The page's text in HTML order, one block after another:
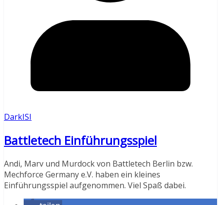
DarkISI
Battletech Einführungsspiel
Andi, Marv und Murdock von Battletech Berlin bzw.
Mechforce Germany e.V. haben ein kleines
Einführungsspiel aufgenommen. Viel Spaß dabei.